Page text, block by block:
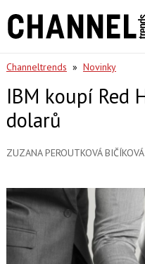
Channeltrends » Novinky
IBM koupí Red
dolarů
ZUZANA PEROUTKOVÁ BIČÍKOVÁ